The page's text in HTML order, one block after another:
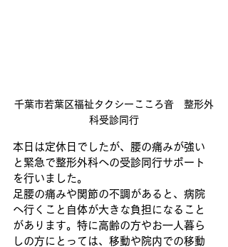
千葉市若葉区福祉タクシーこころ音　整形外
科受診同行
本日は定休日でしたが、腰の痛みが強い
と緊急で整形外科への受診同行サポート
を行いました。
足腰の痛みや関節の不調があると、病院
へ行くこと自体が大きな負担になること
があります。特に高齢の方やお一人暮ら
しの方にとっては、移動や院内での移動